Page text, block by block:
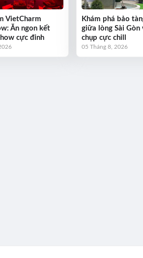
VietCharm
Ăn ngon kết
cực đỉnh
Khám phá bảo
giữa lòng Sài Gòn
chụp cực chill
05 Tháng 8, 2026